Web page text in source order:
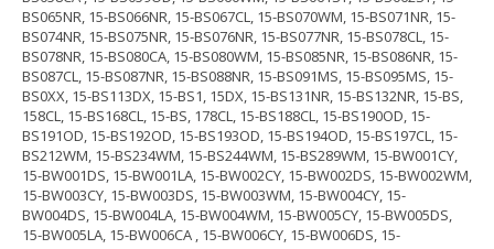
BS065NR, 15-BS066NR, 15-BS067CL, 15-BS070WM, 15-BS071NR, 15-
BS074NR, 15-BS075NR, 15-BS076NR, 15-BS077NR, 15-BS078CL, 15-
BS078NR, 15-BS080CA, 15-BS080WM, 15-BS085NR, 15-BS086NR, 15-
BS087CL, 15-BS087NR, 15-BS088NR, 15-BS091MS, 15-BS095MS, 15-
BS0XX, 15-BS113DX, 15-BS1, 15DX, 15-BS131NR, 15-BS132NR, 15-BS,
158CL, 15-BS168CL, 15-BS, 178CL, 15-BS188CL, 15-BS190OD, 15-
BS191OD, 15-BS192OD, 15-BS193OD, 15-BS194OD, 15-BS197CL, 15-
BS212WM, 15-BS234WM, 15-BS244WM, 15-BS289WM, 15-BW001CY,
15-BW001DS, 15-BW001LA, 15-BW002CY, 15-BW002DS, 15-BW002WM,
15-BW003CY, 15-BW003DS, 15-BW003WM, 15-BW004CY, 15-
BW004DS, 15-BW004LA, 15-BW004WM, 15-BW005CY, 15-BW005DS,
15-BW005LA, 15-BW006CA , 15-BW006CY, 15-BW006DS, 15-